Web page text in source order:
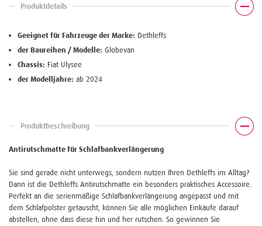
Produktdetails
Geeignet für Fahrzeuge der Marke: Dethleffs
der Baureihen / Modelle: Globevan
Chassis: Fiat Ulysee
der Modelljahre: ab 2024
Produktbeschreibung
Antirutschmatte für Schlafbankverlängerung
Sie sind gerade nicht unterwegs, sondern nutzen Ihren Dethleffs im Alltag?
Dann ist die Dethleffs Antirutschmatte ein besonders praktisches Accessoire.
Perfekt an die serienmäßige Schlafbankverlängerung angepasst und mit
dem Schlafpolster getauscht, können Sie alle möglichen Einkäufe darauf
abstellen, ohne dass diese hin und her rutschen. So gewinnen Sie